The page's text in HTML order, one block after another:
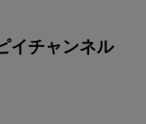
イチャンネル